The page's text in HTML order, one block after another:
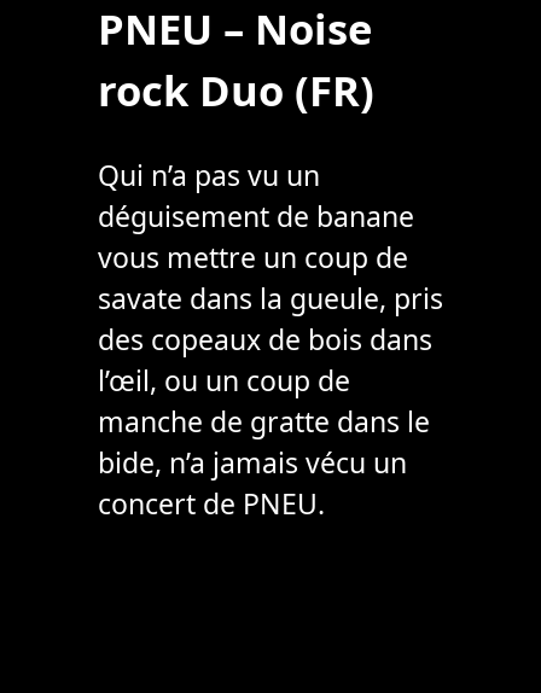
PNEU – Noise
rock Duo (FR)
Qui n’a pas vu un
déguisement de banane
vous mettre un coup de
savate dans la gueule, pris
des copeaux de bois dans
l’œil, ou un coup de
manche de gratte dans le
bide, n’a jamais vécu un
concert de PNEU.